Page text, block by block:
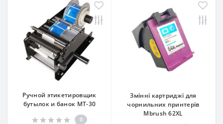
Ручной этикетировщик
бутылок и банок MT-30
0
Змінні картриджі для
чорнильних принтерів
Mbrush 62XL